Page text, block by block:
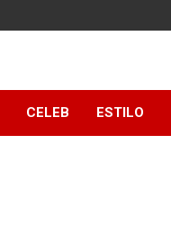
CELEB ESTILO